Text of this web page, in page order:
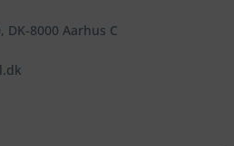
DK-8000 Aarhus C